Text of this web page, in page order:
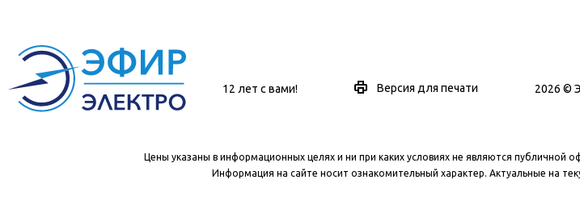
12 лет с вами! Версия для печати 2026 ©
Цены указаны в информационных целях и ни при каких условиях не являются
Информация на сайте носит ознакомительный характер. Актуальные на